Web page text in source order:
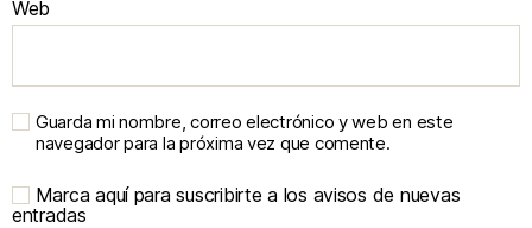
Web
Guarda mi nombre, correo electrónico y web en este
navegador para la próxima vez que comente.
Marca aquí para suscribirte a los avisos de nuevas
entradas